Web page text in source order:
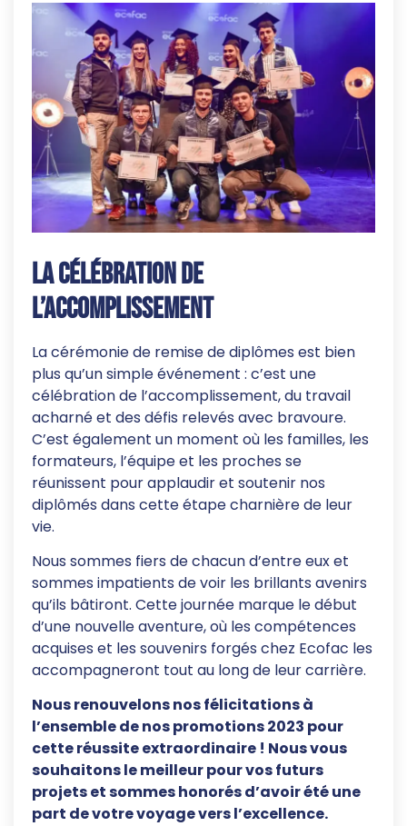
La célébration de
l’accomplissement
La cérémonie de remise de diplômes est bien
plus qu’un simple événement : c’est une
célébration de l’accomplissement, du travail
acharné et des défis relevés avec bravoure.
C’est également un moment où les familles, les
formateurs, l’équipe et les proches se
réunissent pour applaudir et soutenir nos
diplômés dans cette étape charnière de leur
vie.
Nous sommes fiers de chacun d’entre eux et
sommes impatients de voir les brillants avenirs
qu’ils bâtiront. Cette journée marque le début
d’une nouvelle aventure, où les compétences
acquises et les souvenirs forgés chez Ecofac les
accompagneront tout au long de leur carrière.
Nous renouvelons nos félicitations à
l’ensemble de nos promotions 2023 pour
cette réussite extraordinaire ! Nous vous
souhaitons le meilleur pour vos futurs
projets et sommes honorés d’avoir été une
part de votre voyage vers l’excellence.